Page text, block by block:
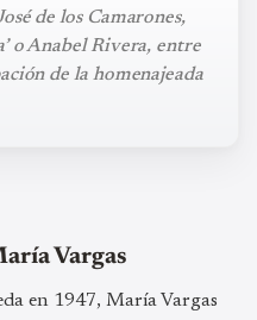
de los Camarones,
o Anabel Rivera, entre
de la homenajeada
Vargas
en 1947, María Vargas